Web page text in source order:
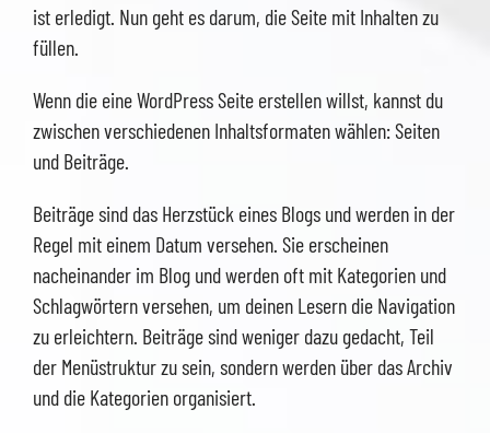
ist erledigt. Nun geht es darum, die Seite mit Inhalten zu
füllen.
Wenn die eine WordPress Seite erstellen willst, kannst du
zwischen verschiedenen Inhaltsformaten wählen: Seiten
und Beiträge.
Beiträge sind das Herzstück eines Blogs und werden in der
Regel mit einem Datum versehen. Sie erscheinen
nacheinander im Blog und werden oft mit Kategorien und
Schlagwörtern versehen, um deinen Lesern die Navigation
zu erleichtern. Beiträge sind weniger dazu gedacht, Teil
der Menüstruktur zu sein, sondern werden über das Archiv
und die Kategorien organisiert.